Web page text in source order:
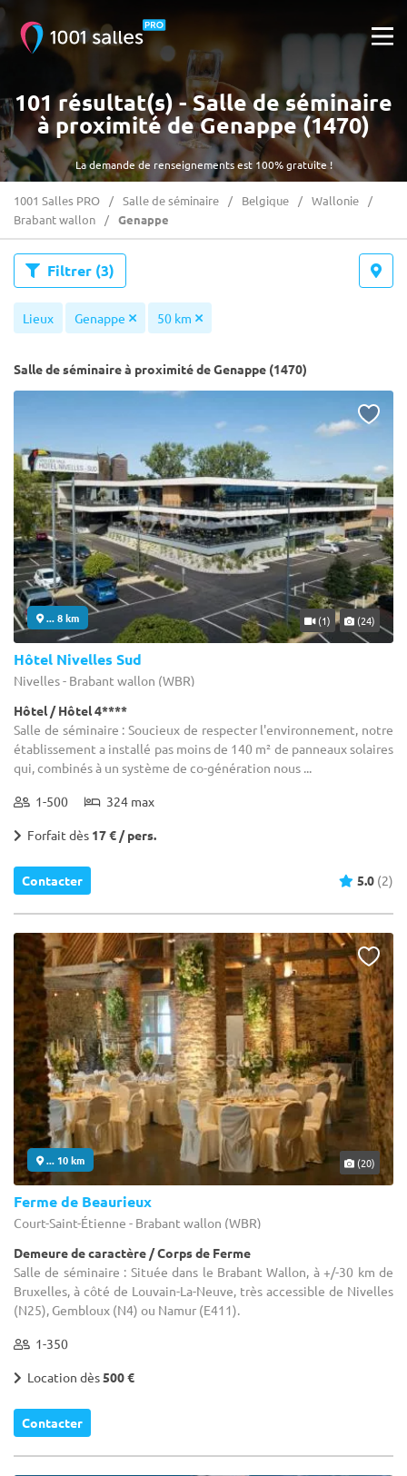
La demande de renseignements est 100% gratuite !
101 résultat(s) - Salle de séminaire
à proximité de Genappe (1470)
1001 Salles PRO Salle de séminaire Belgique
Wallonie
Brabant wallon
Genappe
Filtrer (3)
Lieux Genappe 50 km
Salle de séminaire à proximité de Genappe (1470)
... 8 km (1) (24)
Hôtel Nivelles Sud
Nivelles - Brabant wallon (WBR)
Hôtel / Hôtel 4****
Salle de séminaire : Soucieux de respecter l'environnement, notre
établissement a installé pas moins de 140 m² de panneaux solaires
qui, combinés à un système de co-génération nous ...
1-500 324 max
Forfait dès 17 € / pers.
Contacter 5.0 (2)
... 10 km (20)
Ferme de Beaurieux
Court-Saint-Étienne - Brabant wallon (WBR)
Demeure de caractère / Corps de Ferme
Salle de séminaire : Située dans le Brabant Wallon, à +/-30 km de
Bruxelles, à côté de Louvain-La-Neuve, très accessible de Nivelles
(N25), Gembloux (N4) ou Namur (E411).
1-350
Location dès500 €
Contacter